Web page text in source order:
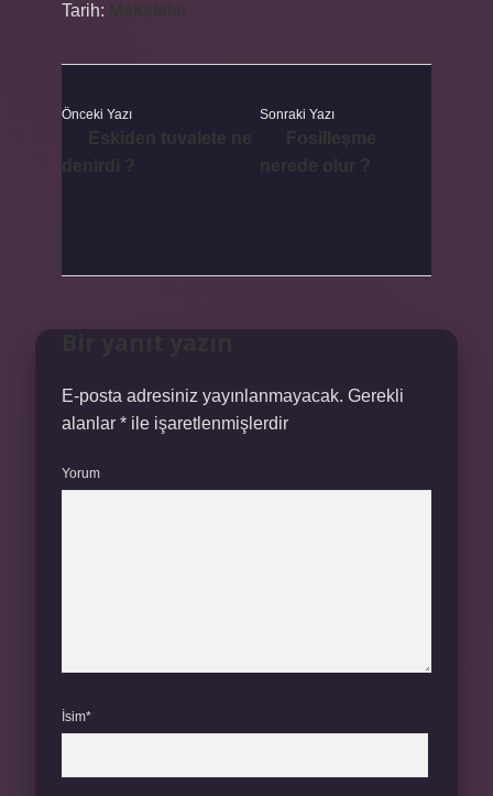
Tarih:
Önceki Yazı Sonraki Yazı
E-posta adresiniz yayınlanmayacak. Gerekli
alanlar * ile işaretlenmişlerdir
Yorum
İsim*